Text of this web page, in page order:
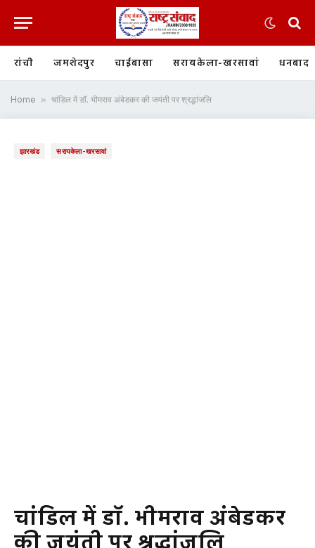
रांची जमशेदपुर चाईबासा सरायकेला-खरसावां धनबाद
Home » चांडिल में डॉ. भीमराव अंबेडकर की जयंती पर श्रद्धांजलि
झारखंड सरायकेला-खरसावां
चांडिल में डॉ. भीमराव अंबेडकर